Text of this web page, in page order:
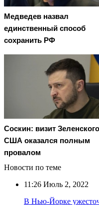
Медведев назвал
единственный способ
сохранить РФ
Соскин: визит
США оказался полным
провалом
Новости по теме
11:26 Июль 2, 2022
В Нью-Йорке